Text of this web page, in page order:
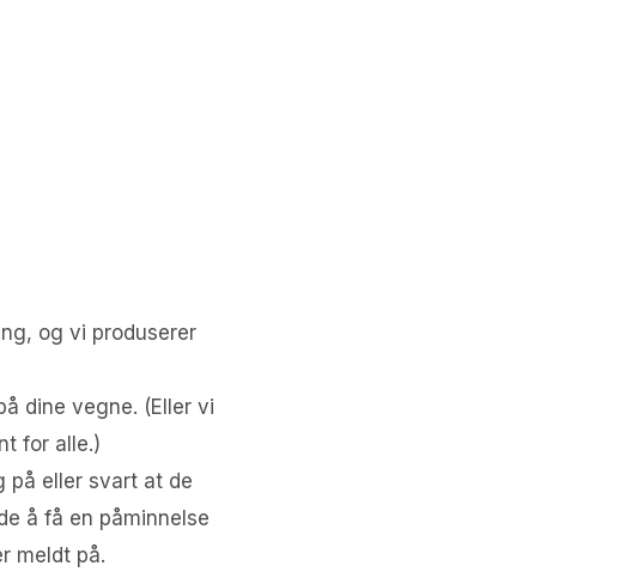
og vi produserer
dine vegne. (Eller vi
for alle.)
på eller svart at de
å få en påminnelse
meldt på.